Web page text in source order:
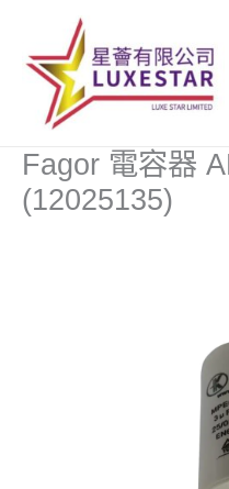
Fagor 電容器
(12025135)